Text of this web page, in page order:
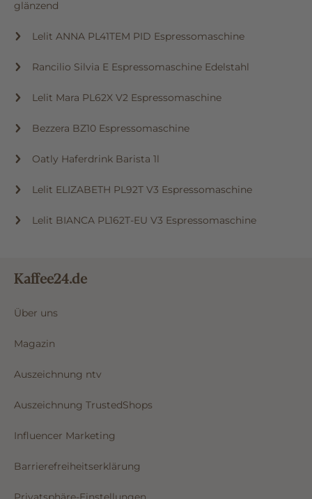
glänzend
Lelit ANNA PL41TEM PID Espressomaschine
Rancilio Silvia E Espressomaschine Edelstahl
Lelit Mara PL62X V2 Espressomaschine
Bezzera BZ10 Espressomaschine
Oatly Haferdrink Barista 1l
Lelit ELIZABETH PL92T V3 Espressomaschine
Lelit BIANCA PL162T-EU V3 Espressomaschine
Kaffee24.de
Über uns
Magazin
Auszeichnung ntv
Auszeichnung TrustedShops
Influencer Marketing
Barrierefreiheitserklärung